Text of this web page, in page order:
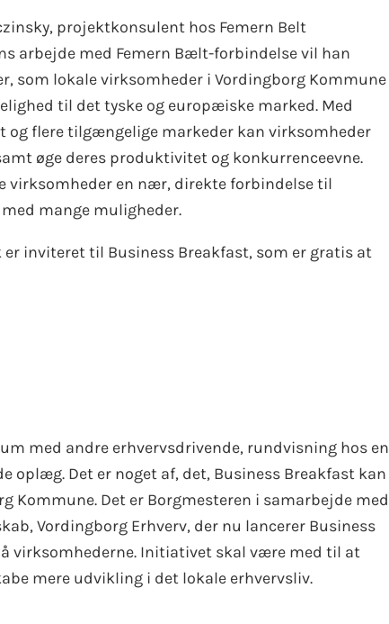
projektkonsulent hos Femern Belt
arbejde med Femern Bælt-forbindelse vil han
som lokale virksomheder i Vordingborg Kommune
til det tyske og europæiske marked. Med
flere tilgængelige markeder kan virksomheder
øge deres produktivitet og konkurrenceevne.
virksomheder en nær, direkte forbindelse til
mange muligheder.
inviteret til Business Breakfast, som er gratis at
med andre erhvervsdrivende, rundvisning hos en
oplæg. Det er noget af, det, Business Breakfast kan
Kommune. Det er Borgmesteren i samarbejde med
Vordingborg Erhverv, der nu lancerer Business
virksomhederne. Initiativet skal være med til at
mere udvikling i det lokale erhvervsliv.